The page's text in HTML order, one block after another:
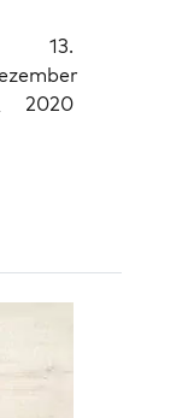
13.
2020